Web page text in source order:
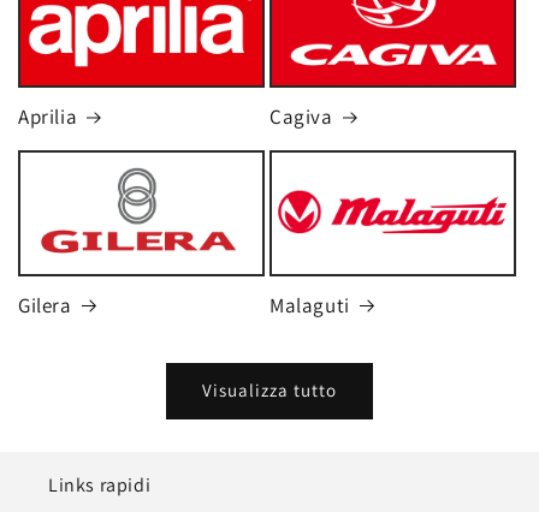
Aprilia Cagiva
Gilera Malaguti
Visualizza tutto
Links rapidi